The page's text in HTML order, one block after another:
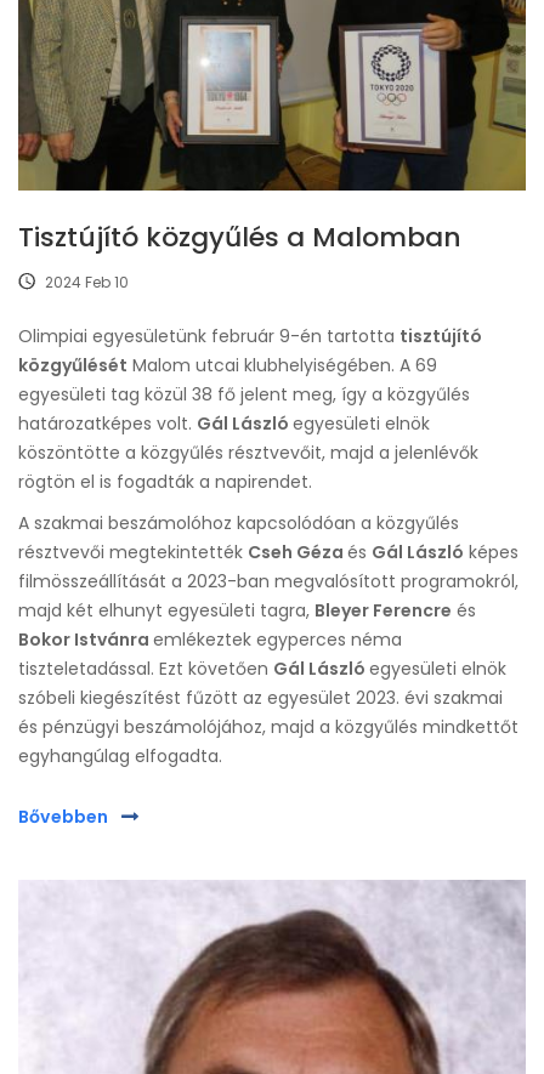
Tisztújító közgyűlés a Malomban
2024 Feb 10
Olimpiai egyesületünk február 9-én tartotta tisztújító
közgyűlését Malom utcai klubhelyiségében. A 69
egyesületi tag közül 38 fő jelent meg, így a közgyűlés
határozatképes volt. Gál László egyesületi elnök
köszöntötte a közgyűlés résztvevőit, majd a jelenlévők
rögtön el is fogadták a napirendet.
A szakmai beszámolóhoz kapcsolódóan a közgyűlés
résztvevői megtekintették Cseh Géza és Gál László képes
filmösszeállítását a 2023-ban megvalósított programokról,
majd két elhunyt egyesületi tagra, Bleyer Ferencre és
Bokor Istvánra emlékeztek egyperces néma
tiszteletadással. Ezt követően Gál László egyesületi elnök
szóbeli kiegészítést fűzött az egyesület 2023. évi szakmai
és pénzügyi beszámolójához, majd a közgyűlés mindkettőt
egyhangúlag elfogadta.
Bővebben